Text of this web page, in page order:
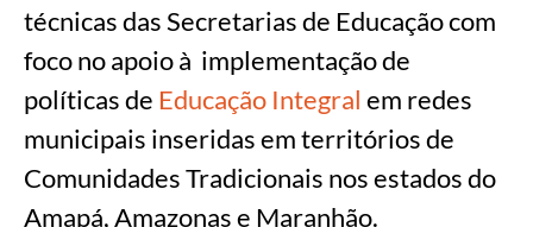
técnicas das Secretarias de Educação com
foco no apoio à implementação de
políticas de Educação Integral em redes
municipais inseridas em territórios de
Comunidades Tradicionais nos estados do
Amapá, Amazonas e Maranhão.